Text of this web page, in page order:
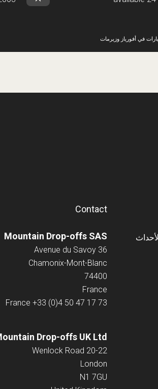
في أفورياز وزيرمات
Contact
Mountain Drop-offs SAS
36 Avenue du Savoy
Chamonix-Mont-Blanc
74400
France
France +33 (0)4 50 47 17 73
Drop-offs UK Ltd
20-22 Wenlock Road
London
N1 7GU